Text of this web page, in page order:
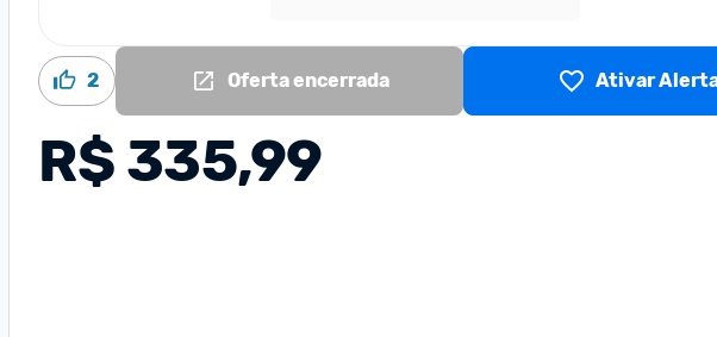
2 Oferta encerrada Ativar
R$ 335,99